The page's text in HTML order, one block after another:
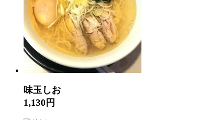
味玉しお
1,130円